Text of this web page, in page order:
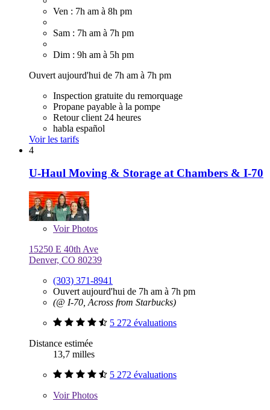
Ven : 7h am à 8h pm
Sam : 7h am à 7h pm
Dim : 9h am à 5h pm
Ouvert aujourd'hui de 7h am à 7h pm
Inspection gratuite du remorquage
Propane payable à la pompe
Retour client 24 heures
habla español
Voir les tarifs
4
U-Haul Moving & Storage at Chambers & I-70
VoirPhotos
15250 E 40th Ave
Denver, CO 80239
(303) 371-8941
Ouvert aujourd'hui de 7h am à 7h pm
(@ I-70, Across from Starbucks)
5 272 évaluations
Distance estimée
13,7 milles
5 272 évaluations
VoirPhotos